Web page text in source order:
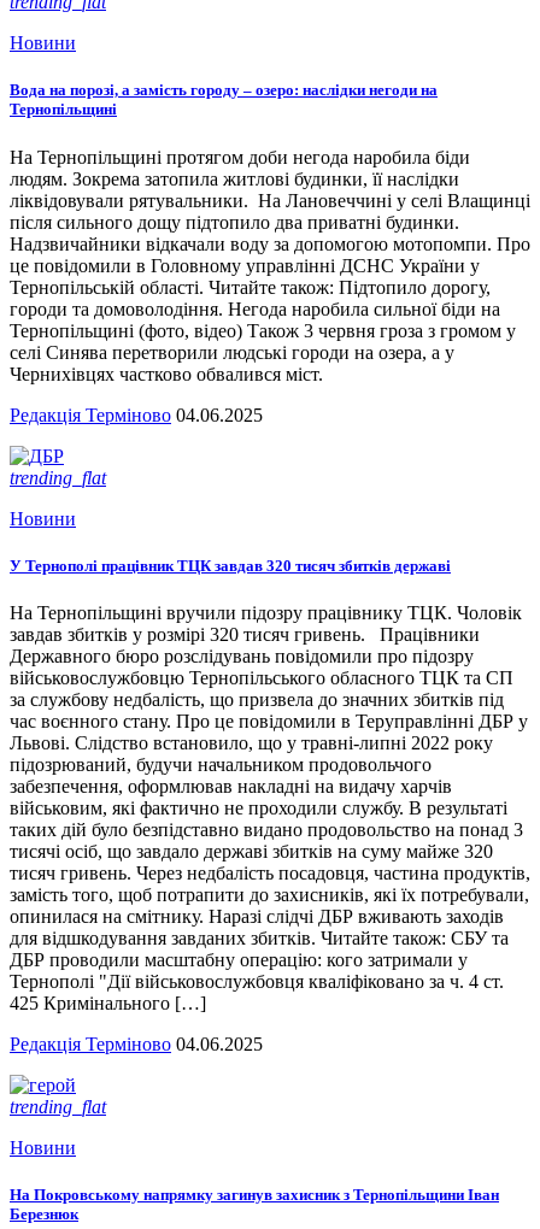
Новини
Вода на порозі, а замість городу – озеро: наслідки негоди на
Тернопільщині
На Тернопільщині протягом доби негода наробила біди
людям. Зокрема затопила житлові будинки, її наслідки
ліквідовували рятувальники. На Лановеччині у селі Влащинці
після сильного дощу підтопило два приватні будинки.
Надзвичайники відкачали воду за допомогою мотопомпи. Про
це повідомили в Головному управлінні ДСНС України у
Тернопільській області. Читайте також: Підтопило дорогу,
городи та домоволодіння. Негода наробила сильної біди на
Тернопільщині (фото, відео) Також 3 червня гроза з громом у
селі Синява перетворили людські городи на озера, а у
Чернихівцях частково обвалився міст.
Редакція Терміново 04.06.2025
trending_flat
Новини
У Тернополі працівник ТЦК завдав 320 тисяч збитків державі
На Тернопільщині вручили підозру працівнику ТЦК. Чоловік
завдав збитків у розмірі 320 тисяч гривень. Працівники
Державного бюро розслідувань повідомили про підозру
військовослужбовцю Тернопільського обласного ТЦК та СП
за службову недбалість, що призвела до значних збитків під
час воєнного стану. Про це повідомили в Теруправлінні ДБР у
Львові. Слідство встановило, що у травні-липні 2022 року
підозрюваний, будучи начальником продовольчого
забезпечення, оформлював накладні на видачу харчів
військовим, які фактично не проходили службу. В результаті
таких дій було безпідставно видано продовольство на понад 3
тисячі осіб, що завдало державі збитків на суму майже 320
тисяч гривень. Через недбалість посадовця, частина продуктів,
замість того, щоб потрапити до захисників, які їх потребували,
опинилася на смітнику. Наразі слідчі ДБР вживають заходів
для відшкодування завданих збитків. Читайте також: СБУ та
ДБР проводили масштабну операцію: кого затримали у
Тернополі "Дії військовослужбовця кваліфіковано за ч. 4 ст.
425 Кримінального […]
Редакція Терміново 04.06.2025
trending_flat
Новини
На Покровському напрямку загинув захисник з Тернопільщини Іван
Березнюк